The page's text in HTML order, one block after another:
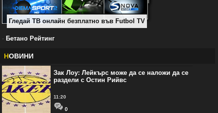
Гледай ТВ онлайн безплатно във Futbol TV
- Бетано Рейтинг
НОВИНИ
Зак Лоу: Лейкърс може да се наложи да се
раздели с Остин Рийвс
11:20
0